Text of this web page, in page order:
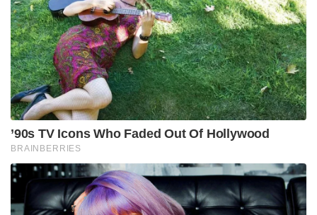
റീചാർജ് പ്ലാറ്റ്‌ഫോമായ ഫ്രീചാർജ് (FreeCharge) എന്നിവ
അദ്ദേഹം സ്ഥാപിച്ചു. 2015-ൽ ഫ്രീചാർജിനെ
സ്നാപ്ഡീൽ 400 മില്യൺ ഡോളറിന് വാങ്ങിയത്
അക്കാലത്തെ ഏറ്റവും വലിയ ഇടപാടായിരുന്നു.
തുടർന്ന് 2018-ലാണ് ക്രെഡിന് അദ്ദേഹം
തുടക്കമിടുന്നത്.
Tags: Whatsapp Meta mark zukerburg
cred
kunal shah